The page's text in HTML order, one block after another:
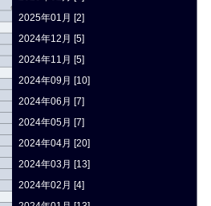
2025年01月 [2]
2024年12月 [5]
2024年11月 [5]
2024年09月 [10]
2024年06月 [7]
2024年05月 [7]
2024年04月 [20]
2024年03月 [13]
2024年02月 [4]